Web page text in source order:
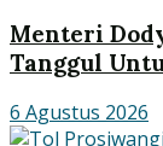
Menteri
Tanggul
6 Agustus 2026